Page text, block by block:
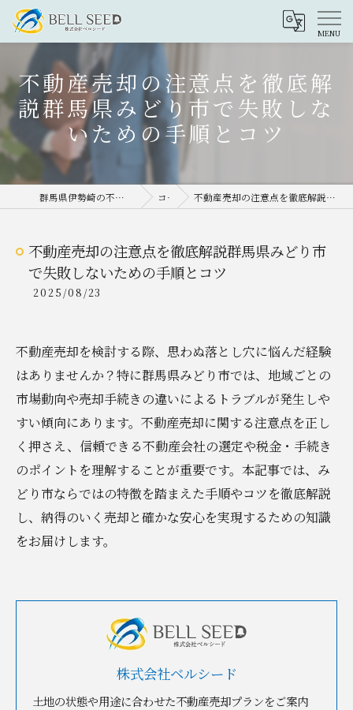
不動産売却の注意点を徹底解
説群馬県みどり市で失敗しな
いための手順とコツ
群馬県伊勢崎の不動産売却なら株式会社ベルシード コラム 不動産売却の注意点を徹底解説群馬県みどり市で失敗しないための手順とコツ
不動産売却の注意点を徹底解説群馬県みどり市
で失敗しないための手順とコツ
2025/08/23
不動産売却を検討する際、思わぬ落とし穴に悩んだ経験
はありませんか？特に群馬県みどり市では、地域ごとの
市場動向や売却手続きの違いによるトラブルが発生しや
すい傾向にあります。不動産売却に関する注意点を正し
く押さえ、信頼できる不動産会社の選定や税金・手続き
のポイントを理解することが重要です。本記事では、み
どり市ならではの特徴を踏まえた手順やコツを徹底解説
し、納得のいく売却と確かな安心を実現するための知識
をお届けします。
株式会社ベルシード
土地の状態や用途に合わせた不動産売却プランをご案内